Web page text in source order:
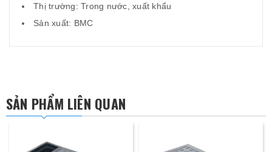
Thị trường: Trong nước, xuất khẩu
Sản xuất: BMC
SẢN PHẨM LIÊN QUAN